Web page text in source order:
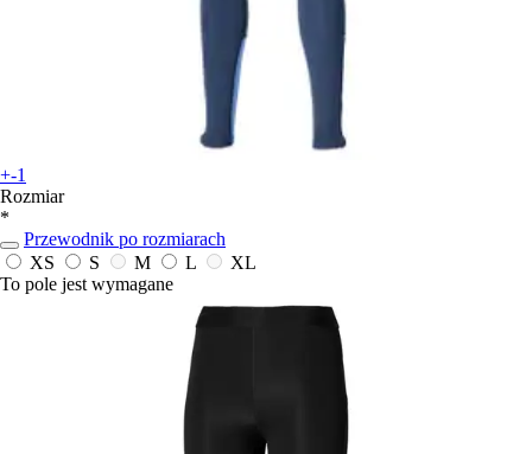
+-1
Rozmiar
*
Przewodnik po rozmiarach
XS
S M L
XL
To pole jest wymagane